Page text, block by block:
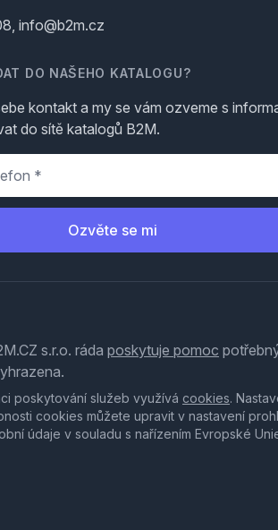
info@b2m.cz
DO NAŠEHO KATALOGU?
kontakt a my se vám ozveme s
do sítě katalogů B2M.
Ozvěte se mi
s.r.o. ráda poskytuje pomoc
poskytování služeb využívá cookies.
cookies můžete upravit v nastavení
údaje v souladu s nařízením Evropské